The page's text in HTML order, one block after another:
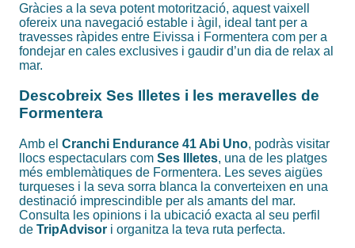
Gràcies a la seva potent motorització, aquest vaixell
ofereix una navegació estable i àgil, ideal tant per a
travesses ràpides entre Eivissa i Formentera com per a
fondejar en cales exclusives i gaudir d’un dia de relax al
mar.
Descobreix Ses Illetes i les meravelles de
Formentera
Amb el Cranchi Endurance 41 Abi Uno, podràs visitar
llocs espectaculars com Ses Illetes, una de les platges
més emblemàtiques de Formentera. Les seves aigües
turqueses i la seva sorra blanca la converteixen en una
destinació imprescindible per als amants del mar.
Consulta les opinions i la ubicació exacta al seu perfil
de TripAdvisor i organitza la teva ruta perfecta.